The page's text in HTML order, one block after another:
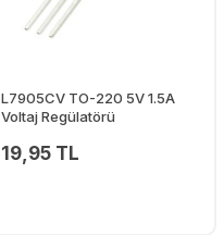
L7905CV TO-220 5V 1.5A
Voltaj Regülatörü
19,95 TL